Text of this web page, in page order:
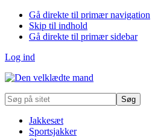
Gå direkte til primær navigation
Skip til indhold
Gå direkte til primær sidebar
Log ind
Søg
på
Jakkesæt
Sportsjakker